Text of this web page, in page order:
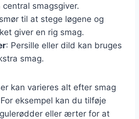
smagsgiver.
til at stege løgene og
giver en rig smag.
: Persille eller dild kan bruges
smag.
kan varieres alt efter smag
eksempel kan du tilføje
eller ærter for at